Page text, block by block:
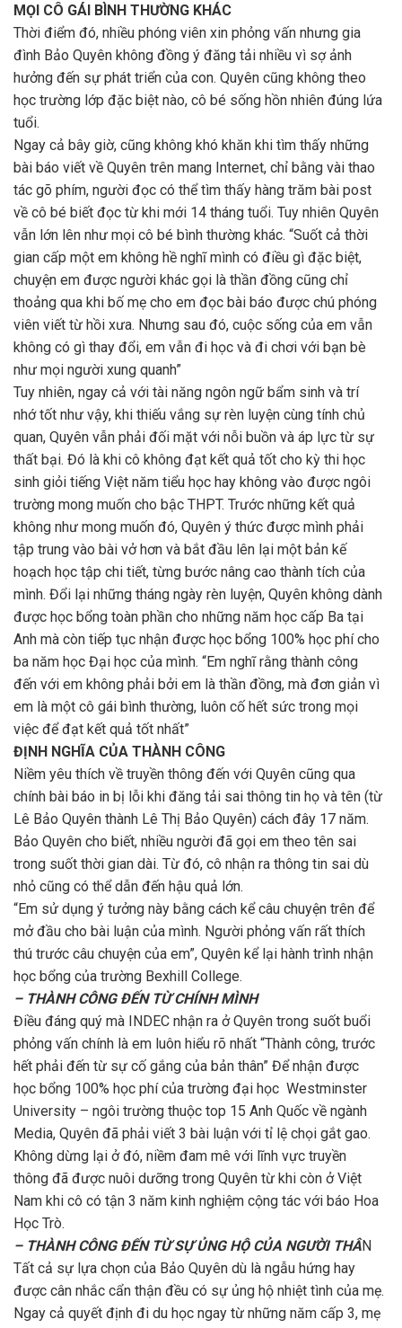
MỌI CÔ GÁI BÌNH THƯỜNG KHÁC
Thời điểm đó, nhiều phóng viên xin phỏng vấn nhưng gia
đình Bảo Quyên không đồng ý đăng tải nhiều vì sợ ảnh
hưởng đến sự phát triển của con. Quyên cũng không theo
học trường lớp đặc biệt nào, cô bé sống hồn nhiên đúng lứa
tuổi.
Ngay cả bây giờ, cũng không khó khăn khi tìm thấy những
bài báo viết về Quyên trên mang Internet, chỉ bằng vài thao
tác gõ phím, người đọc có thể tìm thấy hàng trăm bài post
về cô bé biết đọc từ khi mới 14 tháng tuổi. Tuy nhiên Quyên
vẫn lớn lên như mọi cô bé bình thường khác. “Suốt cả thời
gian cấp một em không hề nghĩ mình có điều gì đặc biệt,
chuyện em được người khác gọi là thần đồng cũng chỉ
thoảng qua khi bố mẹ cho em đọc bài báo được chú phóng
viên viết từ hồi xưa. Nhưng sau đó, cuộc sống của em vẫn
không có gì thay đổi, em vẫn đi học và đi chơi với bạn bè
như mọi người xung quanh”
Tuy nhiên, ngay cả với tài năng ngôn ngữ bẩm sinh và trí
nhớ tốt như vậy, khi thiếu vắng sự rèn luyện cùng tính chủ
quan, Quyên vẫn phải đối mặt với nỗi buồn và áp lực từ sự
thất bại. Đó là khi cô không đạt kết quả tốt cho kỳ thi học
sinh giỏi tiếng Việt năm tiểu học hay không vào được ngôi
trường mong muốn cho bậc THPT. Trước những kết quả
không như mong muốn đó, Quyên ý thức được mình phải
tập trung vào bài vở hơn và bắt đầu lên lại một bản kế
hoạch học tập chi tiết, từng bước nâng cao thành tích của
mình. Đổi lại những tháng ngày rèn luyện, Quyên không dành
được học bổng toàn phần cho những năm học cấp Ba tại
Anh mà còn tiếp tục nhận được học bổng 100% học phí cho
ba năm học Đại học của mình. “Em nghĩ rằng thành công
đến với em không phải bởi em là thần đồng, mà đơn giản vì
em là một cô gái bình thường, luôn cố hết sức trong mọi
việc để đạt kết quả tốt nhất”
ĐỊNH NGHĨA CỦA THÀNH CÔNG
Niềm yêu thích về truyền thông đến với Quyên cũng qua
chính bài báo in bị lỗi khi đăng tải sai thông tin họ và tên (từ
Lê Bảo Quyên thành Lê Thị Bảo Quyên) cách đây 17 năm.
Bảo Quyên cho biết, nhiều người đã gọi em theo tên sai
trong suốt thời gian dài. Từ đó, cô nhận ra thông tin sai dù
nhỏ cũng có thể dẫn đến hậu quả lớn.
“Em sử dụng ý tưởng này bằng cách kể câu chuyện trên để
mở đầu cho bài luận của mình. Người phỏng vấn rất thích
thú trước câu chuyện của em”, Quyên kể lại hành trình nhận
học bổng của trường Bexhill College.
– THÀNH CÔNG ĐẾN TỪ CHÍNH MÌNH
Điều đáng quý mà INDEC nhận ra ở Quyên trong suốt buổi
phỏng vấn chính là em luôn hiểu rõ nhất “Thành công, trước
hết phải đến từ sự cố gắng của bản thân” Để nhận được
học bổng 100% học phí của trường đại học Westminster
University – ngôi trường thuộc top 15 Anh Quốc về ngành
Media, Quyên đã phải viết 3 bài luận với tỉ lệ chọi gắt gao.
Không dừng lại ở đó, niềm đam mê với lĩnh vực truyền
thông đã được nuôi dưỡng trong Quyên từ khi còn ở Việt
Nam khi cô có tận 3 năm kinh nghiệm cộng tác với báo Hoa
Học Trò.
– THÀNH CÔNG ĐẾN TỪ SỰ ỦNG HỘ CỦA NGƯỜI THÂN
Tất cả sự lựa chọn của Bảo Quyên dù là ngẫu hứng hay
được cân nhắc cẩn thận đều có sự ủng hộ nhiệt tình của mẹ.
Ngay cả quyết định đi du học ngay từ những năm cấp 3, mẹ